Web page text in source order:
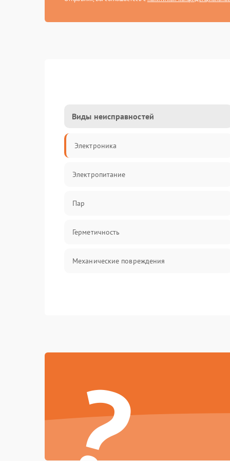
Виды неисправностей
Электроника
Электропитание
Пар
Герметичность
Механические повреждения